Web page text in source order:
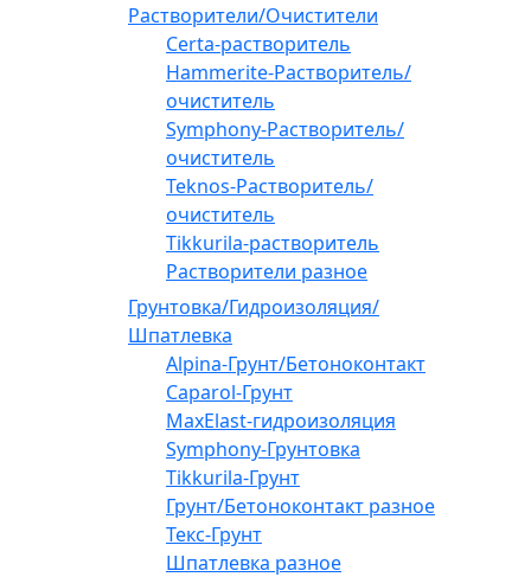
Растворители/Очистители
Certa-растворитель
Hammerite-Растворитель/
очиститель
Symphony-Растворитель/
очиститель
Teknos-Растворитель/
очиститель
Tikkurila-растворитель
Растворители разное
Грунтовка/Гидроизоляция/
Шпатлевка
Alpina-Грунт/Бетоноконтакт
Caparol-Грунт
MaxElast-гидроизоляция
Symphony-Грунтовка
Tikkurila-Грунт
Грунт/Бетоноконтакт разное
Текс-Грунт
Шпатлевка разное